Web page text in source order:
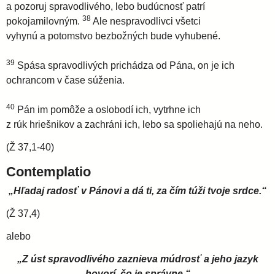
a pozoruj spravodlivého, lebo budúcnosť patrí
pokojamilovným. 38 Ale nespravodlivci všetci
vyhynú a potomstvo bezbožných bude vyhubené.
39 Spása spravodlivých prichádza od Pána, on je ich
ochrancom v čase súženia.
40 Pán im pomôže a oslobodí ich, vytrhne ich
z rúk hriešnikov a zachráni ich, lebo sa spoliehajú na neho.
(Ž 37,1-40)
Contemplatio
„Hľadaj radosť v Pánovi a dá ti, za čím túži tvoje srdce.“
(Ž 37,4)
alebo
„Z úst spravodlivého zaznieva múdrosť a jeho jazyk